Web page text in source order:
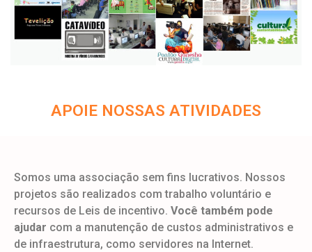
APOIE NOSSAS ATIVIDADES
Somos uma associação sem fins lucrativos. Nossos
projetos são realizados com trabalho voluntário e
recursos de Leis de incentivo. Você também pode
ajudar com a manutenção de custos administrativos e
de infraestrutura, como servidores na Internet.